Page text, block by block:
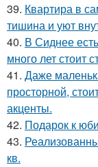
39. Квартира в
тишина и уют
40. В Сиднее
много лет стоит
41. Даже
просторной,
акценты.
42. Подарок к
43.
кв.